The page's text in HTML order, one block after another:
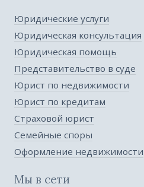
Юридические услуги
Юридическая консультация
Юридическая помощь
Представительство в суде
Юрист по недвижимости
Юрист по кредитам
Страховой юрист
Семейные споры
Оформление недвижимости
Мы в сети